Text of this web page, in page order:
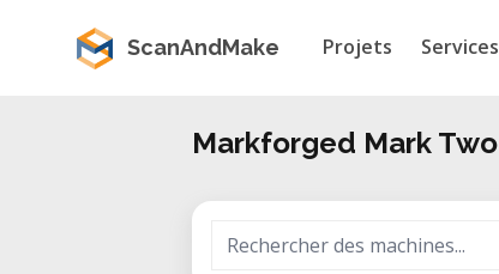
ScanAndMake Projets Services
Markforged Mark Two